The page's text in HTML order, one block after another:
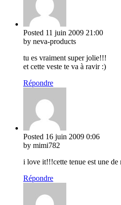
Posted 11 juin 2009 21:00
by neva-products
tu es vraiment super jolie!!!
et cette veste te va à ravir :)
Répondre
Posted 16 juin 2009 0:06
by mimi782
i love it!!!cette tenue est une de
Répondre